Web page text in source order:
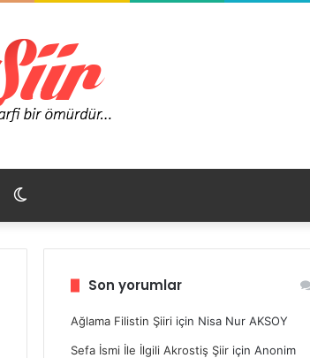
görünümü
Son yorumlar
Ağlama Filistin Şiiri için Nisa Nur AKSOY
Sefa İsmi İle İlgili Akrostiş Şiir içinAnonim